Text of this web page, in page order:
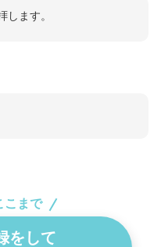
します。
こまで
をして